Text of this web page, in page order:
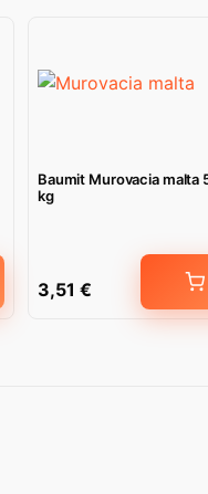
Baumit Murovacia malta
kg
3,51 €